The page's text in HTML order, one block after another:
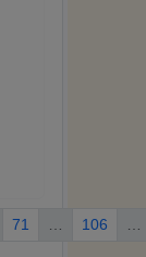
71 106